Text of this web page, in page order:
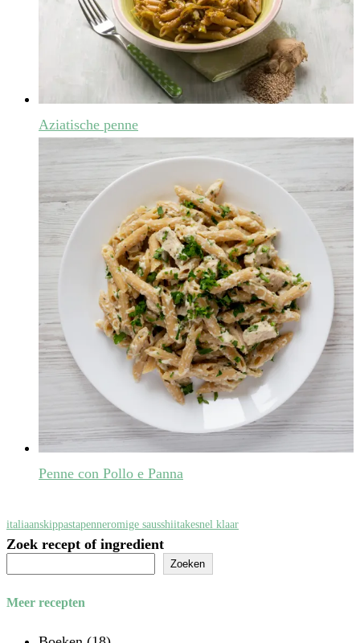
Aziatische penne
Penne con Pollo e Panna
italiaanskippastapenneromige sausshiitakesnel klaar
Zoek recept of ingredient
Zoeken
Meer recepten